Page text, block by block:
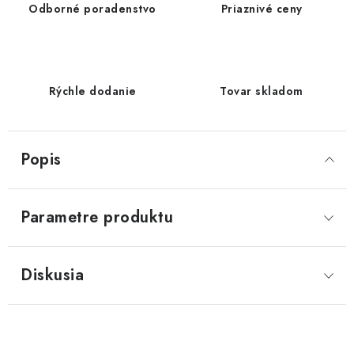
Odborné poradenstvo Priaznivé ceny
Rýchle dodanie Tovar skladom
Popis
Parametre produktu
Diskusia